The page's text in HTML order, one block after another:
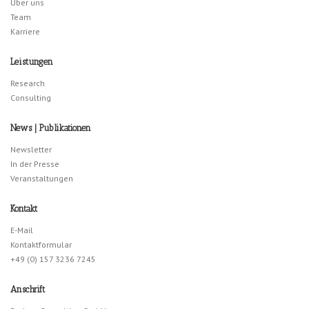
Über uns
Team
Karriere
Leistungen
Research
Consulting
News | Publikationen
Newsletter
In der Presse
Veranstaltungen
Kontakt
E-Mail
Kontaktformular
+49 (0) 157 3236 7245
Anschrift